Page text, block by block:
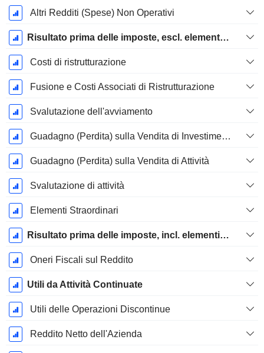
Altri Redditi (Spese) Non Operativi
Risultato prima delle imposte, escl. elementi straordinari
Costi di ristrutturazione
Fusione e Costi Associati di Ristrutturazione
Svalutazione dell'avviamento
Guadagno (Perdita) sulla Vendita di Investimenti
Guadagno (Perdita) sulla Vendita di Attività
Svalutazione di attività
Elementi Straordinari
Risultato prima delle imposte, incl. elementi insoliti
Oneri Fiscali sul Reddito
Utili da Attività Continuate
Utili delle Operazioni Discontinue
Reddito Netto dell'Azienda